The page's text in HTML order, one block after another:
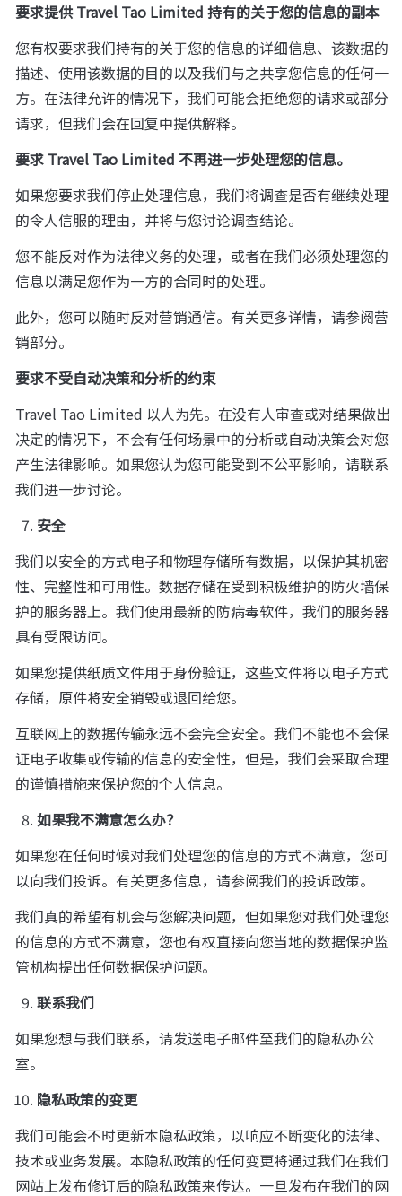
要求提供 Travel Tao Limited 持有的关于您的信息的副本
您有权要求我们持有的关于您的信息的详细信息、该数据的
描述、使用该数据的目的以及我们与之共享您信息的任何一
方。在法律允许的情况下，我们可能会拒绝您的请求或部分
请求，但我们会在回复中提供解释。
要求 Travel Tao Limited 不再进一步处理您的信息。
如果您要求我们停止处理信息，我们将调查是否有继续处理
的令人信服的理由，并将与您讨论调查结论。
您不能反对作为法律义务的处理，或者在我们必须处理您的
信息以满足您作为一方的合同时的处理。
此外，您可以随时反对营销通信。有关更多详情，请参阅营
销部分。
要求不受自动决策和分析的约束
Travel Tao Limited 以人为先。在没有人审查或对结果做出
决定的情况下，不会有任何场景中的分析或自动决策会对您
产生法律影响。如果您认为您可能受到不公平影响，请联系
我们进一步讨论。
安全
我们以安全的方式电子和物理存储所有数据，以保护其机密
性、完整性和可用性。数据存储在受到积极维护的防火墙保
护的服务器上。我们使用最新的防病毒软件，我们的服务器
具有受限访问。
如果您提供纸质文件用于身份验证，这些文件将以电子方式
存储，原件将安全销毁或退回给您。
互联网上的数据传输永远不会完全安全。我们不能也不会保
证电子收集或传输的信息的安全性，但是，我们会采取合理
的谨慎措施来保护您的个人信息。
如果我不满意怎么办？
如果您在任何时候对我们处理您的信息的方式不满意，您可
以向我们投诉。有关更多信息，请参阅我们的投诉政策。
我们真的希望有机会与您解决问题，但如果您对我们处理您
的信息的方式不满意，您也有权直接向您当地的数据保护监
管机构提出任何数据保护问题。
联系我们
如果您想与我们联系，请发送电子邮件至我们的隐私办公
室。
隐私政策的变更
我们可能会不时更新本隐私政策，以响应不断变化的法律、
技术或业务发展。本隐私政策的任何变更将通过我们在我们
网站上发布修订后的隐私政策来传达。一旦发布在我们的网